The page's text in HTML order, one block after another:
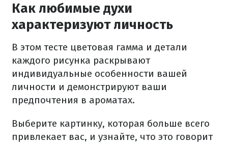
Как любимые духи
характеризуют личность
В этом тесте цветовая гамма и детали
каждого рисунка раскрывают
индивидуальные особенности вашей
личности и демонстрируют ваши
предпочтения в ароматах.
Выберите картинку, которая больше всего
привлекает вас, и узнайте, что это говорит